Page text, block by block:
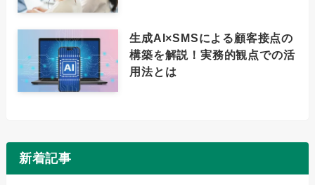
生成AI×SMSによる顧客接点の
構築を解説！実務的観点での活
用法とは
新着記事